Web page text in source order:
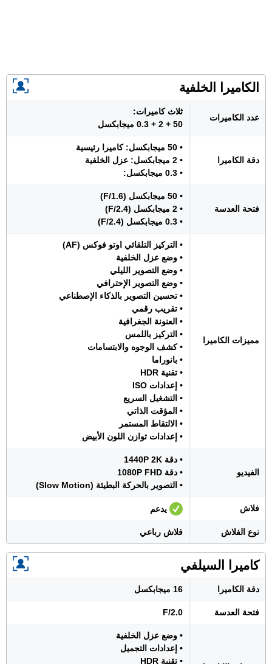
الكاميرا الخلفية
عدد الكاميرات
ثلاث كاميرات:
50 + 2 + 0.3 ميجابكسل
دقة الكاميرا
• 50 ميجابكسل: كاميرا رئيسية
• 2 ميجابكسل: عزل الخلفية
• 0.3 ميجابكسل:
فتحة العدسة
• 50 ميجابكسل (F/1.6)
• 2 ميجابكسل (F/2.4)
• 0.3 ميجابكسل (F/2.4)
مميزات الكاميرا
• التركيز التلقائي اوتو فوكس (AF)
• وضع عزل الخلفية
• وضع التصوير الليلي
• وضع التصوير الإحترافي
• تحسين التصوير بالذكاء الإصطناعي
• تقريب رقمي
• العنونة الجغرافية
• التركيز باللمس
• كشف الوجوه والابتسامات
• بانوراما
• تقنية HDR
• إعدادات ISO
• التشغيل السريع
• المؤقت الذاتي
• الالتقاط المستمر
• إعدادات توازن اللون الأبيض
الفيديو
• دقة 1440P 2K
• دقة 1080P FHD
• التصوير بالحركة البطيئة (Slow Motion)
فلاش يدعم
نوع الفلاش فلاش رباعي
كاميرا السيلفي
دقة الكاميرا 16 ميجابكسل
فتحة العدسة F/2.0
• وضع عزل الخلفية
• إعدادات التجميل
• تقنية HDR